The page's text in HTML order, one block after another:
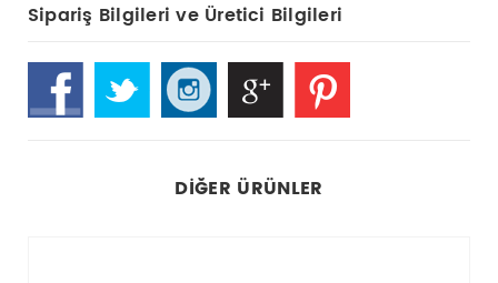
Sipariş Bilgileri ve Üretici Bilgileri
DIĞER ÜRÜNLER